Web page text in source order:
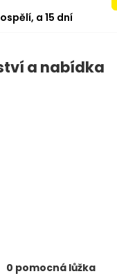
a15 dní
a nabídka
0 pomocná lůžka